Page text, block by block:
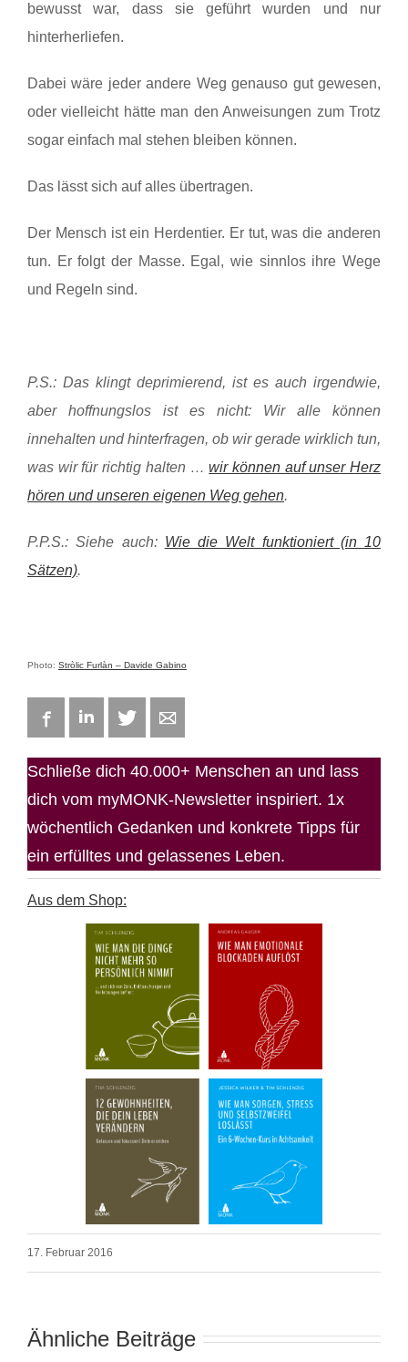
bewusst war, dass sie geführt wurden und nur
hinterherliefen.
Dabei wäre jeder andere Weg genauso gut gewesen,
oder vielleicht hätte man den Anweisungen zum Trotz
sogar einfach mal stehen bleiben können.
Das lässt sich auf alles übertragen.
Der Mensch ist ein Herdentier. Er tut, was die anderen
tun. Er folgt der Masse. Egal, wie sinnlos ihre Wege
und Regeln sind.
P.S.: Das klingt deprimierend, ist es auch irgendwie,
aber hoffnungslos ist es nicht: Wir alle können
innehalten und hinterfragen, ob wir gerade wirklich tun,
was wir für richtig halten …wir können auf unser Herz
hören und unseren eigenen Weg gehen.
P.P.S.: Siehe auch: Wie die Welt funktioniert (in 10
Sätzen).
Photo: Stròlic Furlàn – Davide Gabino
FacebookLinkedIn Twitter
Schließe dich 40.000+ Menschen an und lass
dich vom myMONK-Newsletter inspiriert. 1x
wöchentlich Gedanken und konkrete Tipps für
ein erfülltes und gelassenes Leben.
Aus dem Shop:
17. Februar 2016
Ähnliche Beiträge